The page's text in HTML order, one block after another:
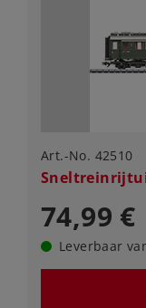
Art.-No. 42510
74,99 €
Leverbaar